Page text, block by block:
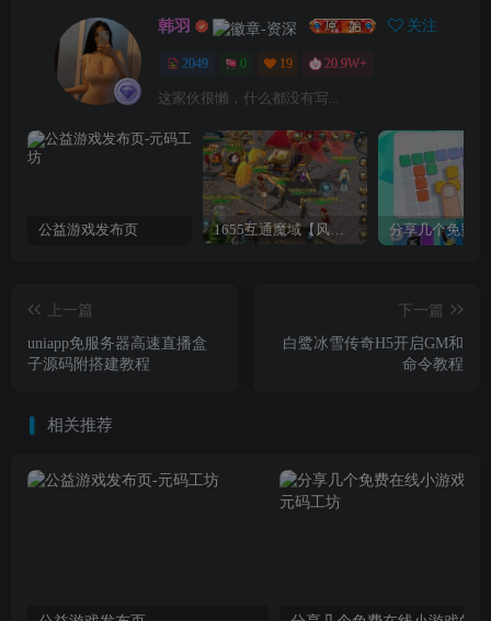
韩羽 关注
2049 0 19 20.9W+
这家伙很懒，什么都没有写...
公益游戏发布页 1655互通魔域【风雪天下第二季】最新整理Win系半手工服务端+本地验证+本地注册+全套工具+详细搭建教程
上一篇
uniapp免服务器高速直播盒
子源码附搭建教程
下一篇
白鹭冰雪传奇H5开启GM和
命令教程
相关推荐